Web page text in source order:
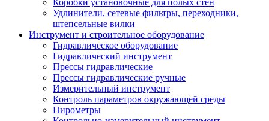
Коробки установочные для полых стен
Удлинители, сетевые фильтры, переходники,
штепсельные вилки
Инструмент и строительное оборудование
Гидравлическое оборудование
Гидравлический инструмент
Прессы гидравлические
Прессы гидравлические ручные
Измерительный инструмент
Контроль параметров окружающей среды
Пирометры